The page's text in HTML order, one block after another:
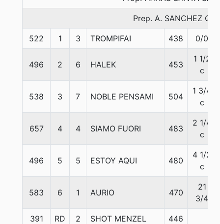
Prep. A. SANCHEZ Q.
522 1 3 TROMPIFAI 438 0/0
496 2 6 HALEK 453
1 1/2
c
538 3 7 NOBLE PENSAMI 504
1 3/4
c
657 4 4 SIAMO FUORI 483
2 1/4
c
496 5 5 ESTOY AQUI 480
4 1/2
c
583 6 1 AURIO 470
21
3/4
391 RD 2 SHOT MENZEL 446